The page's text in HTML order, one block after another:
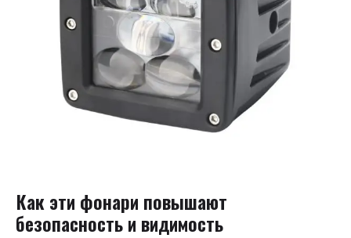
Как эти фонари повышают
безопасность и видимость